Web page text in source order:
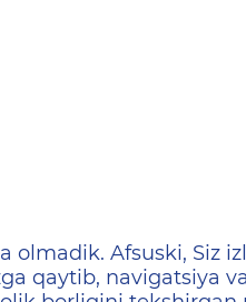
olmadik. Afsuski, Siz
qaytib, navigatsiya